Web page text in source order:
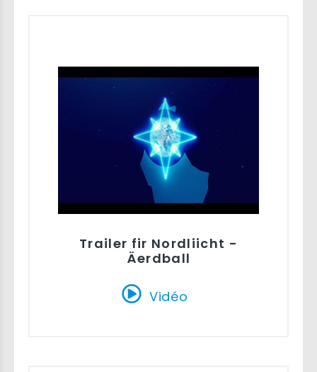
Trailer fir Nordliicht -
Äerdball
Vidéo